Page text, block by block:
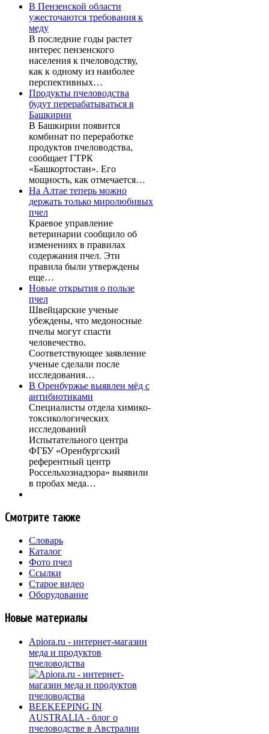
В Пензенской области
ужесточаются требования к
меду
В последние годы растет
интерес пензенского
населения к пчеловодству,
как к одному из наиболее
перспективных…
Продукты пчеловодства
будут перерабатываться в
Башкирии
В Башкирии появится
комбинат по переработке
продуктов пчеловодства,
сообщает ГТРК
«Башкортостан». Его
мощность, как отмечается…
На Алтае теперь можно
держать только миролюбивых
пчел
Краевое управление
ветеринарии сообщило об
изменениях в правилах
содержания пчел. Эти
правила были утверждены
еще…
Новые открытия о пользе
пчел
Швейцарские ученые
убеждены, что медоносные
пчелы могут спасти
человечество.
Соответствующее заявление
ученые сделали после
исследования…
В Оренбуржье выявлен мёд с
антибиотиками
Специалисты отдела химико-
токсикологических
исследований
Испытательного центра
ФГБУ «Оренбургский
референтный центр
Россельхознадзора» выявили
в пробах меда…
Смотрите также
Словарь
Каталог
Фото пчел
Ссылки
Старое видео
Оборудование
Новые материалы
Apiora.ru - интернет-магазин
меда и продуктов
пчеловодства
BEEKEEPING IN
AUSTRALIA - блог о
пчеловодстве в Австралии